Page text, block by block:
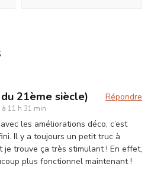
21ème siècle)
11 h 31 min
Répondre
les améliorations déco, c’est
Il y a toujours un petit truc à
je trouve ça très stimulant ! En effet,
plus fonctionnel maintenant !